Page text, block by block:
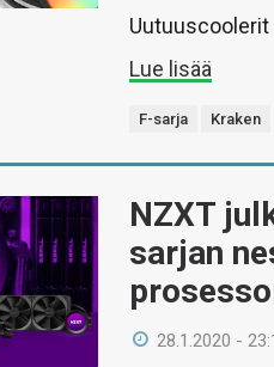
Uutuuscoolerit
Lue lisää
F-sarja Kraken
NZXT
sarjan
28.1.2020 -